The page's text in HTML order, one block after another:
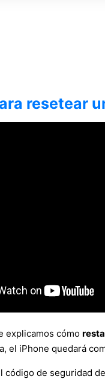
resetear
explicamos cómo
el iPhone quedará
código de seguridad